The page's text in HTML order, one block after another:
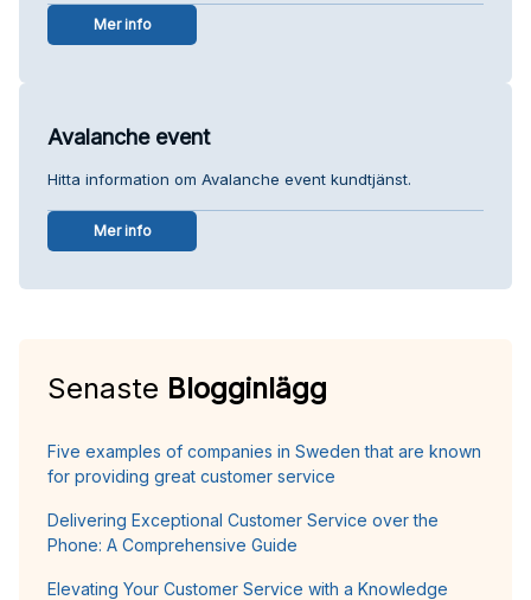
Mer info
Avalanche event
Hitta information om Avalanche event kundtjänst.
Mer info
Senaste Blogginlägg
Five examples of companies in Sweden that are known
for providing great customer service
Delivering Exceptional Customer Service over the
Phone: A Comprehensive Guide
Elevating Your Customer Service with a Knowledge